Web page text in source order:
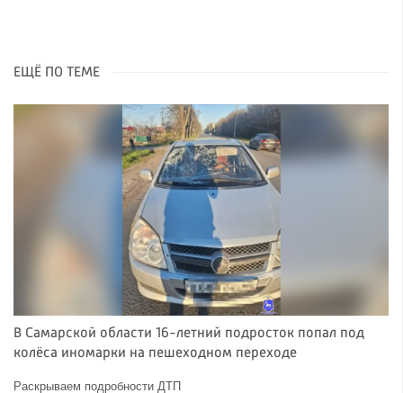
ЕЩЁ ПО ТЕМЕ
В Самарской области 16-летний подросток попал под
колёса иномарки на пешеходном переходе
Раскрываем подробности ДТП